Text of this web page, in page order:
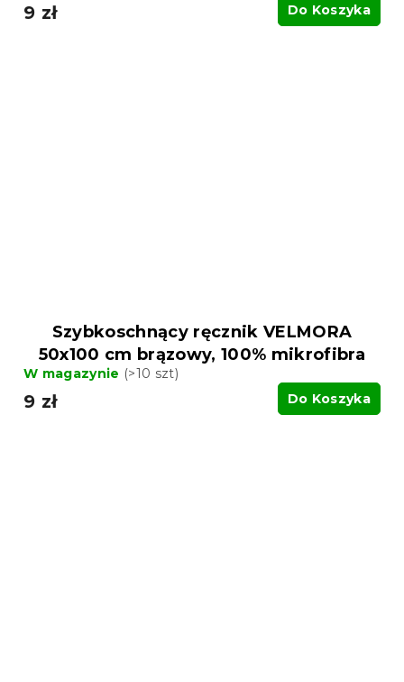
9 zł Do Koszyka
Szybkoschnący ręcznik VELMORA
50x100 cm brązowy, 100% mikrofibra
W magazynie (>10 szt)
9 zł Do Koszyka